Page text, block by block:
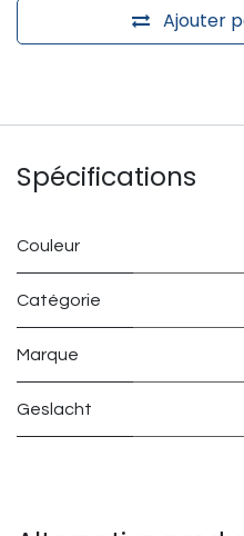
Ajouter
Spécifications
Couleur
Catégorie
Marque
Geslacht